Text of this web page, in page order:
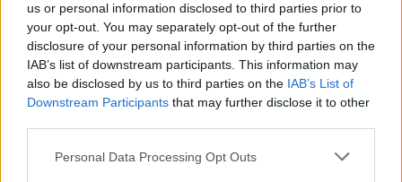
us or personal information disclosed to third parties prior to
your opt-out. You may separately opt-out of the further
disclosure of your personal information by third parties on the
IAB’s list of downstream participants. This information may
also be disclosed by us to third parties on the IAB’s List of
Downstream Participants that may further disclose it to other
Personal Data Processing Opt Outs
04.07.2026 02.07.2026
News Corporate News